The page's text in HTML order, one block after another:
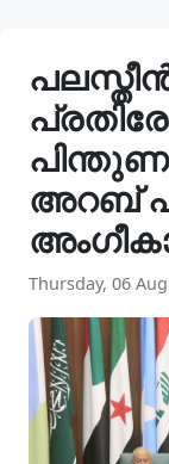
അറബ്
Thursday, 06